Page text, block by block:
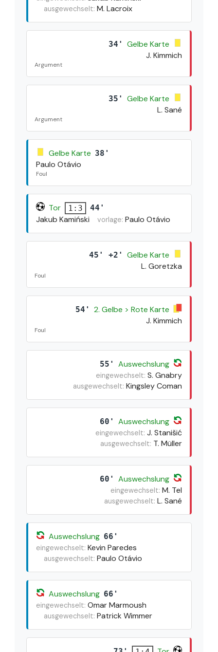
ausgewechselt: M. Lacroix
34'
Gelbe Karte
J. Kimmich
Argument
35'
Gelbe Karte
L. Sané
Argument
Gelbe Karte 38'
Paulo Otávio
Foul
Tor 1:3 44'
Jakub Kamiński vorlage: Paulo Otávio
45' +2'
Gelbe Karte
L. Goretzka
Foul
54'
2. Gelbe > Rote Karte
J. Kimmich
Foul
55' Auswechslung
eingewechselt: S. Gnabry
ausgewechselt: Kingsley Coman
60' Auswechslung
eingewechselt: J. Stanišić
ausgewechselt: T. Müller
60' Auswechslung
eingewechselt: M. Tel
ausgewechselt: L. Sané
Auswechslung 66'
eingewechselt: Kevin Paredes
ausgewechselt: Paulo Otávio
Auswechslung 66'
eingewechselt: Omar Marmoush
ausgewechselt: Patrick Wimmer